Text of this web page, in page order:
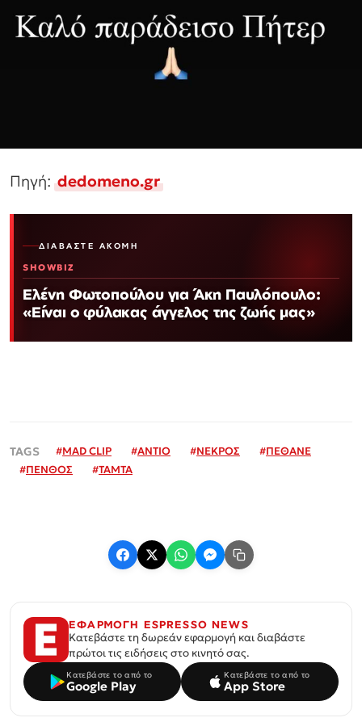
Πηγή:dedomeno.gr
ΔΙΑΒΆΣΤΕ ΑΚΌΜΗ
SHOWBIZ
Ελένη Φωτοπούλου για Άκη Παυλόπουλο:
«Είναι ο φύλακας άγγελος της ζωής μας»
#MAD CLIP #ΑΝΤΙΟ #ΝΕΚΡΟΣ #ΠΕΘΑΝΕ
#ΠΕΝΘΟΣ #ΤΑΜΤΑ
ΕΦΑΡΜΟΓΗ ESPRESSO NEWS
Κατεβάστε τη δωρεάν εφαρμογή και διαβάστε
πρώτοι τις ειδήσεις στο κινητό σας.
Κατεβάστε το από το
Google Play
Κατεβάστε το από το
App Store